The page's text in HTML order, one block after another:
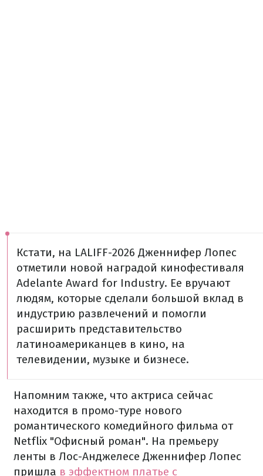
Кстати, на LALIFF-2026 Дженнифер Лопес
отметили новой наградой кинофестиваля
Adelante Award for Industry. Ее вручают
людям, которые сделали большой вклад в
индустрию развлечений и помогли
расширить представительство
латиноамериканцев в кино, на
телевидении, музыке и бизнесе.
Напомним также, что актриса сейчас
находится в промо-туре нового
романтического комедийного фильма от
Netflix "Офисный роман". На премьеру
ленты в Лос-Анджелесе Дженнифер Лопес
пришла в эффектном платье с